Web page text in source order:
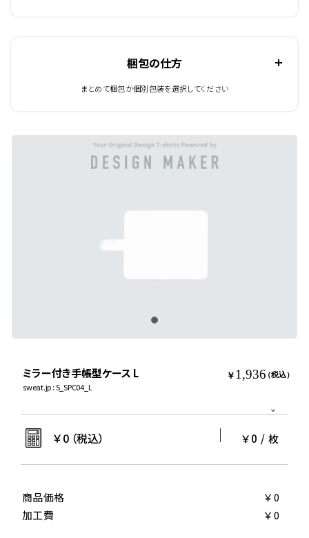
梱包の仕方
まとめて梱包か個別包装を選択してください
ミラー付き手帳型ケース L ￥ 1,936（税込）
sweat.jp : S_SPC04_L
￥0（税込） ￥0 /枚
商品価格
￥0
加工費
￥0